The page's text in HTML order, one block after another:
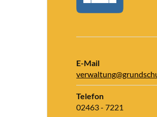
E-Mail
Telefon
02463 - 7221